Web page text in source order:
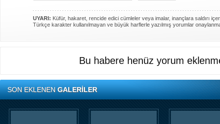
UYARI: Küfür, hakaret, rencide edici cümleler veya imalar, inançlara saldırı
Türkçe karakter kullanılmayan ve büyük harflerle yazılmış yorumlar
Bu habere henüz yorum
SON EKLENENGALERİLER